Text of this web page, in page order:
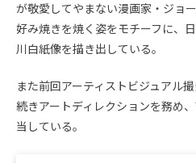
が敬愛してやまない漫画家・ジョ
好み焼きを焼く姿をモチーフに、
川白紙像を描き出している。
また前回アーティストビジュアル
続きアートディレクションを務め
当している。